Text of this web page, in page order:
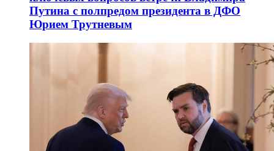
Путина с полпредом президента в ДФО
Юрием Трутневым